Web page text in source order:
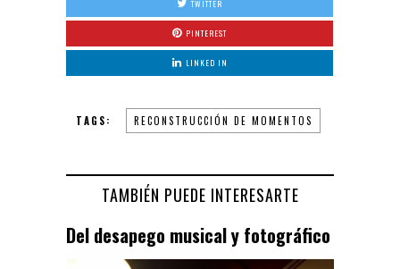
TWITTER
PINTEREST
LINKED IN
TAGS: RECONSTRUCCIÓN DE MOMENTOS
TAMBIÉN PUEDE INTERESARTE
Del desapego musical y fotográfico